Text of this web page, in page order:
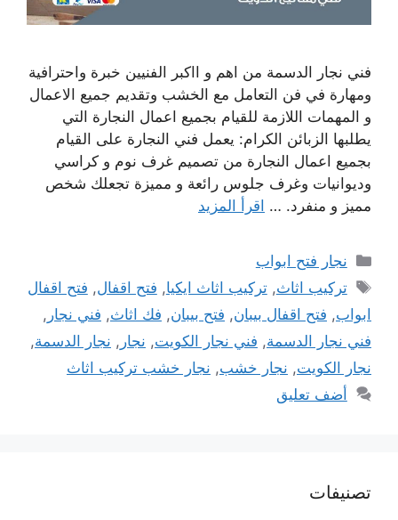
فني نجار الدسمة من اهم و ااكبر الفنيين خبرة واحترافية
ومهارة في فن التعامل مع الخشب وتقديم جميع الاعمال
و المهمات اللازمة للقيام بجميع اعمال النجارة التي
يطلبها الزبائن الكرام: يعمل فني النجارة على القيام
بجميع اعمال النجارة من تصميم غرف نوم و كراسي
وديوانيات وغرف جلوس رائعة و مميزة تجعلك شخص
مميز و منفرد. … اقرأ المزيد
التصنيفات
نجار فتح ابواب
الوسوم
تركيب اثاث,تركيب اثاث ايكيا, فتح اقفال, فتح اقفال
ابواب, فتح اقفال بيبان, فتح بيبان, فك اثاث, فني نجار ,
فني نجار الدسمة, فني نجار الكويت, نجار , نجار الدسمة,
نجار الكويت, نجار خشب, نجار خشب تركيب اثاث
أضف تعليق
تصنيفات